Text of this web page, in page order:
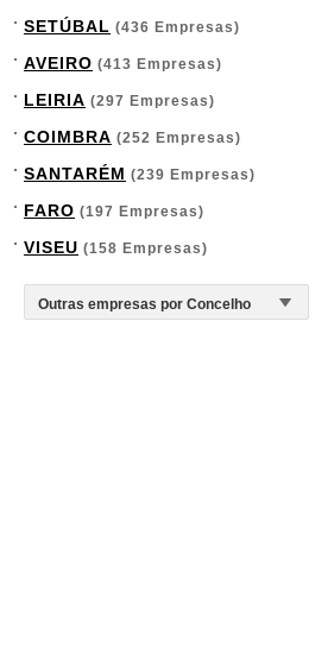
SETÚBAL (436 Empresas)
AVEIRO (413 Empresas)
LEIRIA (297 Empresas)
COIMBRA (252 Empresas)
SANTARÉM (239 Empresas)
FARO (197 Empresas)
VISEU (158 Empresas)